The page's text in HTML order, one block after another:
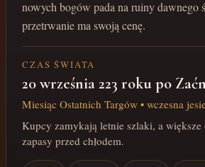
nowych bogów pada na ruiny dawnego
przetrwanie ma swoją cenę.
CZAS ŚWIATA
20 września 223 roku po
Miesiąc Ostatnich Targów • wczesna
Kupcy zamykają letnie szlaki, a większe
zapasy przed chłodem.